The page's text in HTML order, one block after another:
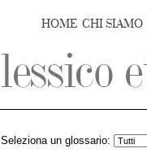
HOME CHI SIAMO
Seleziona un glossario: